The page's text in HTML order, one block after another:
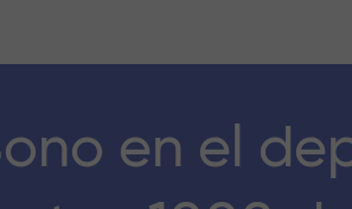
en el